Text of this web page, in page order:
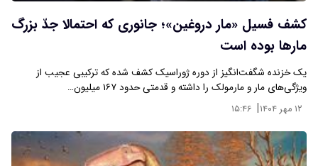
کشف فسیل «مار دروغین»؛ جانوری که احتمالا جدّ بزرگ
مارها بوده است
یک خزنده شگفت‌انگیز از دوره ژوراسیک کشف شده که ترکیبی عجیب از
ویژگی‌های مار و مارمولک را داشته و قدمتی حدود ۱۶۷ میلیون…
۱۲ مهر ۱۴۰۴ | ۱۵:۴۶